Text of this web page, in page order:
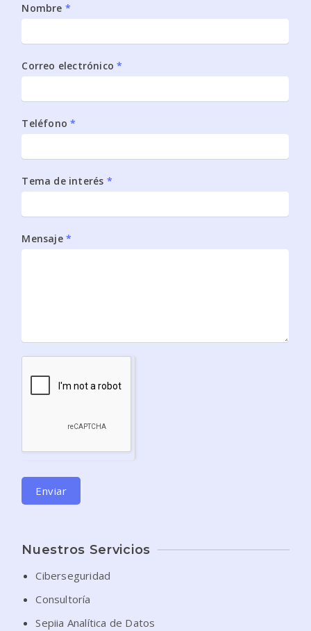
Contáctanos
Nombre *
Correo electrónico*
Teléfono*
Tema de interés *
Mensaje *
Enviar
Nuestros Servicios
Ciberseguridad
Consultoría
Sepiia Analítica de Datos